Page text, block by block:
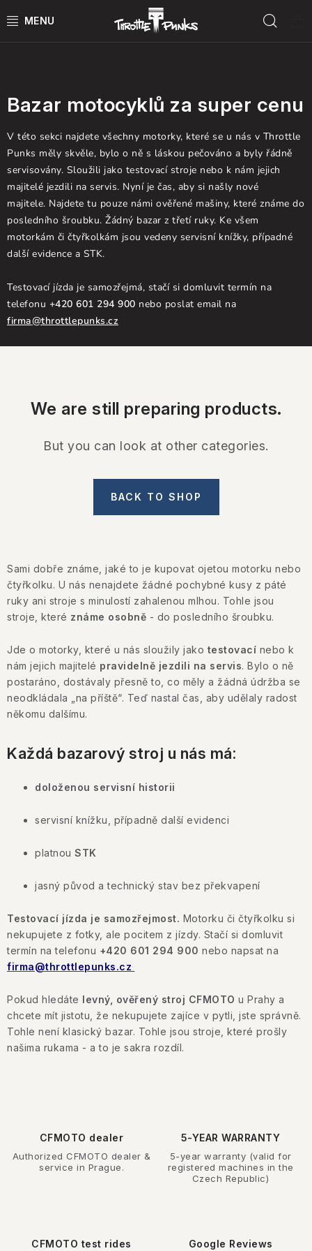
to
ČTYŘKOLKY
ČTYŘKOLKY PŘÍSLUŠENSTVÍ
MOTORKY
MOTO PŘÍSLUŠENSTVÍ
MERCH
HOW TO BUY
Bazar motocyklů za super cenu
V této sekci najdete všechny motorky, které se u nás v Throttle
Punks měly skvěle, bylo o ně s láskou pečováno a byly řádně
servisovány. Sloužili jako testovací stroje nebo k nám jejich
majitelé jezdili na servis. Nyní je čas, aby si našly nové
majitele. Najdete tu pouze námi ověřené mašiny, které známe do
posledního šroubku. Žádný bazar z třetí ruky. Ke všem
motorkám či čtyřkolkám jsou vedeny servisní knížky, případné
další evidence a STK.
Testovací jízda je samozřejmá, stačí si domluvit termín na
telefonu +420 601 294 900 nebo poslat email na
firma@throttlepunks.cz
We are still preparing products.
But you can look at other categories.
BACK TO SHOP
Sami dobře známe, jaké to je kupovat ojetou motorku nebo
čtyřkolku. U nás nenajdete žádné pochybné kusy z páté
ruky ani stroje s minulostí zahalenou mlhou. Tohle jsou
stroje, které známe osobně - do posledního šroubku.
Jde o motorky, které u nás sloužily jako testovací nebo k
nám jejich majitelé pravidelně jezdili na servis. Bylo o ně
postaráno, dostávaly přesně to, co měly a žádná údržba se
neodkládala „na příště“. Teď nastal čas, aby udělaly radost
někomu dalšímu.
Každá bazarový stroj u nás má:
doloženou servisní historii
servisní knížku, případně další evidenci
platnou STK
jasný původ a technický stav bez překvapení
Testovací jízda je samozřejmost. Motorku či čtyřkolku si
nekupujete z fotky, ale pocitem z jízdy. Stačí si domluvit
termín na telefonu +420 601 294 900 nebo napsat na
firma@throttlepunks.cz
Pokud hledáte levný, ověřený stroj CFMOTO u Prahy a
chcete mít jistotu, že nekupujete zajíce v pytli, jste správně.
Tohle není klasický bazar. Tohle jsou stroje, které prošly
našima rukama - a to je sakra rozdíl.
CFMOTO dealer
Authorized CFMOTO dealer &
service in Prague.
5-YEAR WARRANTY
5-year warranty (valid for
registered machines in the
Czech Republic)
CFMOTO test rides Google Reviews